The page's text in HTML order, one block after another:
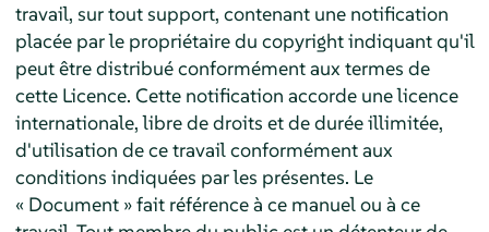
travail, sur tout support, contenant une notification
placée par le propriétaire du copyright indiquant qu'il
peut être distribué conformément aux termes de
cette Licence. Cette notification accorde une licence
internationale, libre de droits et de durée illimitée,
d'utilisation de ce travail conformément aux
conditions indiquées par les présentes. Le
« Document » fait référence à ce manuel ou à ce